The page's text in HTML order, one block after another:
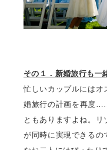
その１．新婚旅行も一
忙しいカップルにはオ
婚旅行の計画を再度
ともありますよね。
が同時に実現できるの